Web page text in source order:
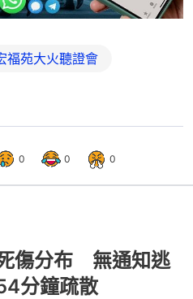
福苑大火聽證會
0 0 0
傷分布 無通知逃
分鐘疏散